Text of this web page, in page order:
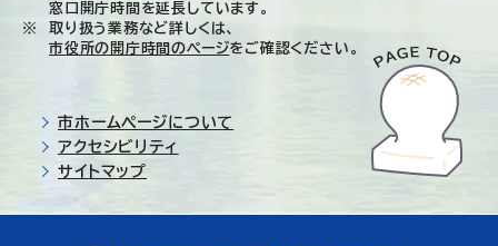
窓口開庁時間を延長しています。
取り扱う業務など詳しくは、
市役所の開庁時間のページをご確認ください。
市ホームページについて
アクセシビリティ
サイトマップ